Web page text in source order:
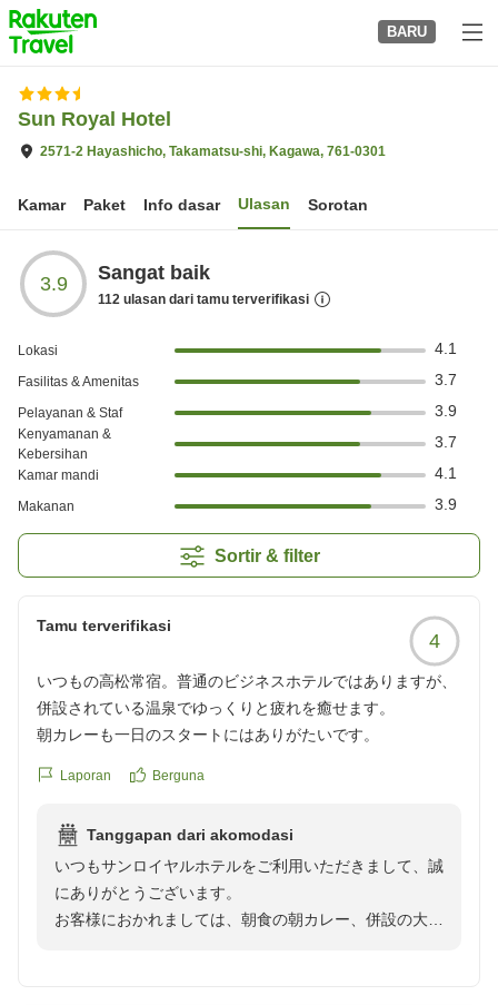
to
top
page
BARU
Sun Royal Hotel
2571-2 Hayashicho, Takamatsu-shi, Kagawa, 761-0301
Kamar Paket Info dasar Ulasan Sorotan
3.9 Sangat baik
112 ulasan dari tamu terverifikasi
Lokasi 4.1
Fasilitas & Amenitas 3.7
Pelayanan & Staf 3.9
Kenyamanan &
Kebersihan
3.7
Kamar mandi 4.1
Makanan 3.9
Sortir & filter
Tamu terverifikasi
4
いつもの高松常宿。普通のビジネスホテルではありますが、
併設されている温泉でゆっくりと疲れを癒せます。
朝カレーも一日のスタートにはありがたいです。
Laporan Berguna
Tanggapan dari akomodasi
いつもサンロイヤルホテルをご利用いただきまして、誠
にありがとうございます。
お客様におかれましては、朝食の朝カレー、併設の大浴